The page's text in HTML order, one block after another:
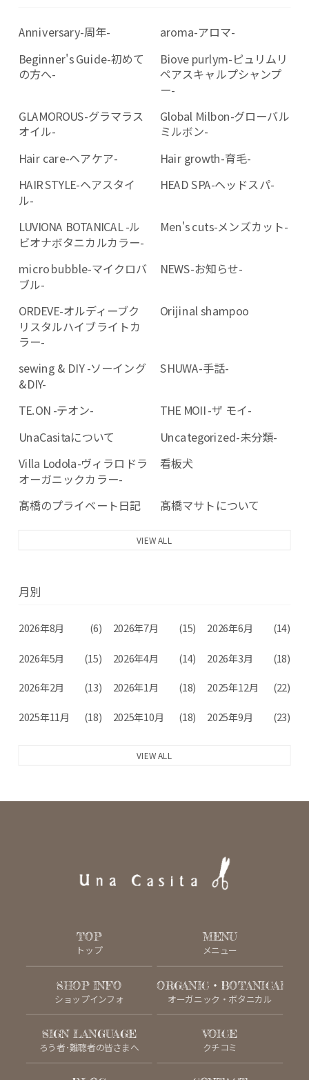
Anniversary-周年-
aroma-アロマ-
Beginner's Guide-初めて
の方へ-
Biove purlym-ピュリムリ
ペアスキャルプシャンプ
ー-
GLAMOROUS-グラマラス
オイル-
Global Milbon-グローバル
ミルボン-
Hair care-ヘアケア-
Hair growth-育毛-
HAIR STYLE-ヘアスタイ
ル-
HEAD SPA-ヘッドスパ-
LUVIONA BOTANICAL -ル
ビオナボタニカルカラー-
Men's cuts-メンズカット-
micro bubble-マイクロバ
ブル-
NEWS-お知らせ-
ORDEVE-オルディーブク
リスタルハイブライトカ
ラー-
Orijinal shampoo
sewing & DIY -ソーイング
&DIY-
SHUWA-手話-
TE.ON -テオン-
THE MOII -ザ モイ-
UnaCasitaについて
Uncategorized-未分類-
Villa Lodola-ヴィラロドラ
オーガニックカラー-
看板犬
髙橋のプライベート日記 髙橋マサトについて
VIEW ALL
月別
2026年8月 (6) 2026年7月 (15) 2026年6月 (14)
2026年5月 (15) 2026年4月 (14) 2026年3月 (18)
2026年2月 (13) 2026年1月 (18) 2025年12月 (22)
2025年11月 (18) 2025年10月 (18) 2025年9月 (23)
VIEW ALL
TOP
トップ
MENU
メニュー
SHOP INFO
ショップインフォ
ORGANIC・BOTANICAL
オーガニック・ボタニカル
SIGN LANGUAGE
ろう者･難聴者の皆さまへ
VOICE
クチコミ